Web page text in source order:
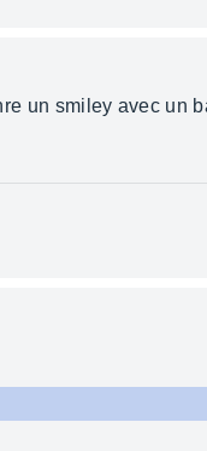
un smiley avec un